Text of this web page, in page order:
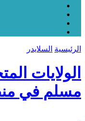
الرئيسية السلايدر
الولايات
مسلم في